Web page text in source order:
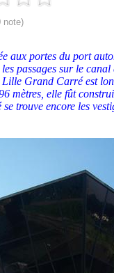
note)
aux portes du port
passages sur le
Lille Grand Carré est
mètres, elle fût
trouve encore les